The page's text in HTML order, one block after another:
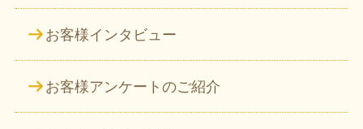
お客様インタビュー
お客様アンケートのご紹介